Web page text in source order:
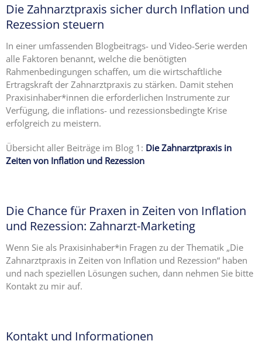
Die Zahnarztpraxis sicher durch Inflation und
Rezession steuern
In einer umfassenden Blogbeitrags- und Video-Serie werden
alle Faktoren benannt, welche die benötigten
Rahmenbedingungen schaffen, um die wirtschaftliche
Ertragskraft der Zahnarztpraxis zu stärken. Damit stehen
Praxisinhaber*innen die erforderlichen Instrumente zur
Verfügung, die inflations- und rezessionsbedingte Krise
erfolgreich zu meistern.
Übersicht aller Beiträge im Blog 1: Die Zahnarztpraxis in
Zeiten von Inflation und Rezession
Die Chance für Praxen in Zeiten von Inflation
und Rezession: Zahnarzt-Marketing
Wenn Sie als Praxisinhaber*in Fragen zu der Thematik „Die
Zahnarztpraxis in Zeiten von Inflation und Rezession“ haben
und nach speziellen Lösungen suchen, dann nehmen Sie bitte
Kontakt zu mir auf.
Kontakt und Informationen